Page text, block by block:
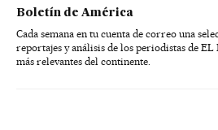
Boletín de América
Cada semana en tu cuenta de correo una
reportajes y análisis de los periodistas de
más relevantes del continente.